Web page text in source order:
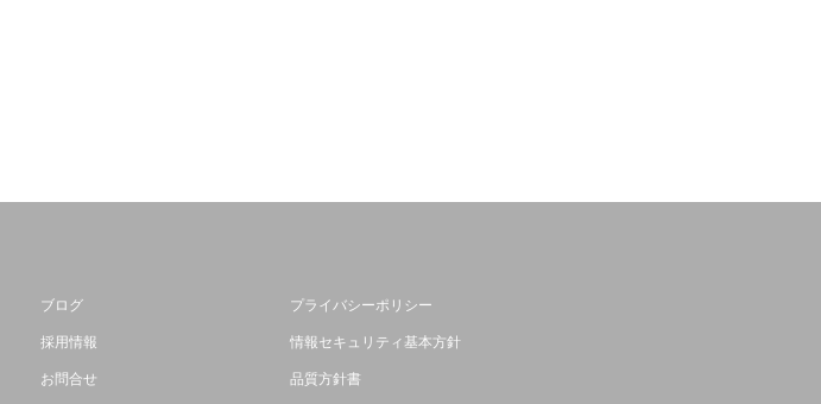
ブログ
採用情報
お問合せ
プライバシーポリシー
情報セキュリティ基本方針
品質方針書